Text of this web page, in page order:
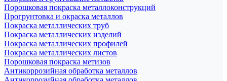
Порошковая покраска металлоконструкций
Прогрунтовка и окраска металлов
Покраска металлических труб
Покраска металлических изделий
Покраска металлических профилей
Покраска металлических листов
Порошковая покраска метизов
Антикоррозийная обработка металлов